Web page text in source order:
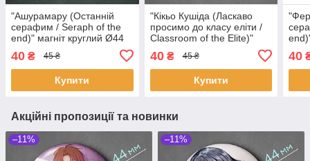
"Ашурамару (Останній
серафим / Seraph of the
end)" магніт круглий Ø44
40 ₴ 45 ₴
Купити
"Кікьо Кушіда (Ласкаво
просимо до класу еліти /
Classroom of the Elite)"
40₴ 45 ₴
Купити
40
Акційні пропозиції та новинки
–11% –11%